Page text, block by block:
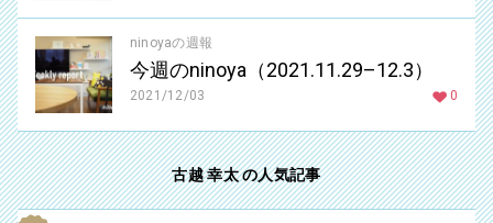
ninoyaの週報
今週のninoya（2021.11.29–12.3）
2021/12/03 0
古越 幸太 の人気記事